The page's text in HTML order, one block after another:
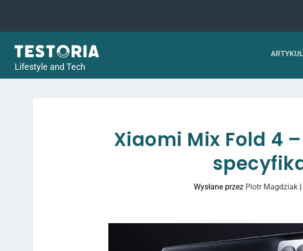
Lifestyle and Tech
Xiaomi Mix Fold 4
Wysłane przez Piotr Magdziak|